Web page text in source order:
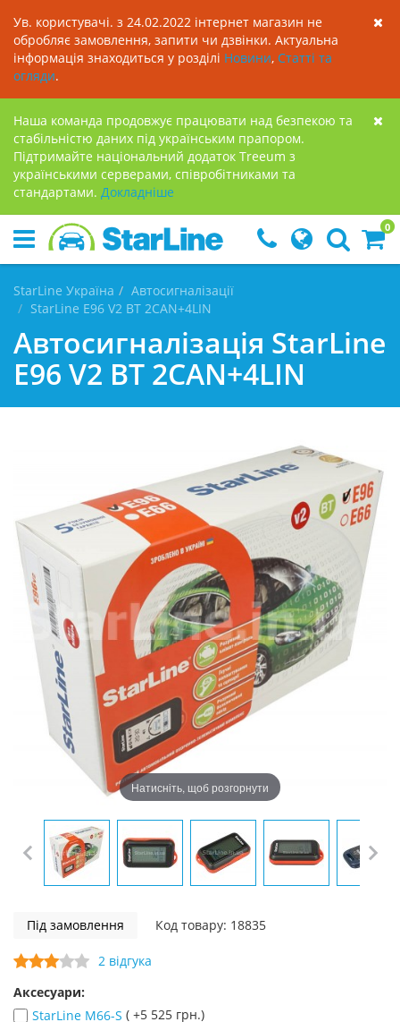
Ув. користувачі. з 24.02.2022 інтернет магазин не
обробляє замовлення, запити чи дзвінки. Актуальна
інформація знаходиться у розділі Новини, Статті та
огляди.
Наша команда продовжує працювати над безпекою та
стабільністю даних під українським прапором.
Підтримайте національний додаток Treeum з
українськими серверами, співробітниками та
стандартами. Докладнiше
0
StarLine Україна
Автосигналізації
StarLine E96 V2 BT 2CAN+4LIN
Автосигналізація StarLine
E96 V2 BT 2CAN+4LIN
Натисніть, щоб розгорнути
Під замовлення Код товару: 18835
2 відгука
Аксесуари:
StarLine M66-S ( +5 525 грн.)